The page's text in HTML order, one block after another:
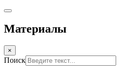
Материалы
×
Поиск